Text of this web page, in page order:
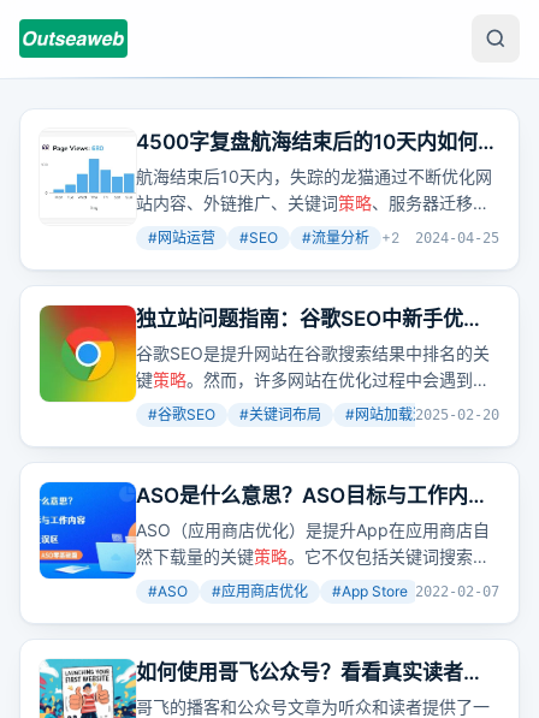
4500字复盘航海结束后的10天内如何做
到天天进账
航海结束后10天内，失踪的龙猫通过不断优化网
站内容、外链推广、关键词策略、服务器迁移和
功能升级，实现了天天进账。他的经历告诉我
践，也能在短时间内获得收益。
#网站运营 #SEO #流量分析 +2 2024-04-25
独立站问题指南：谷歌SEO中新手优化
常见的10大问题及解决方案
谷歌SEO是提升网站在谷歌搜索结果中排名的关
键策略。然而，许多网站在优化过程中会遇到各
种问题，导致排名不理想甚至被惩罚。本文将详
的解决方案，帮助你避免陷阱，提升网站表现。
#谷歌SEO #关键词布局 #网站加载速度 +7
2025-02-20
ASO是什么意思？ASO目标与工作内
容，ASO常见误区（基础篇）
ASO（应用商店优化）是提升App在应用商店自
然下载量的关键策略。它不仅包括关键词搜索排
名优化，还涵盖了榜单排名、转化率优化等多个
率来获取更多用户，而不仅仅是简单的刷榜行
为。
#ASO #应用商店优化 #App Store +3
2022-02-07
如何使用哥飞公众号？看看真实读者的
真实行动
哥飞的播客和公众号文章为听众和读者提供了一